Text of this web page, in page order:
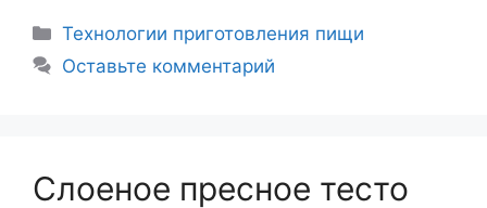
Рубрики
Технологии приготовления пищи
Оставьте комментарий
Слоеное пресное тесто